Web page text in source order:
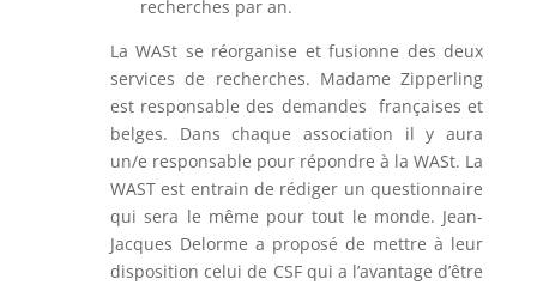
recherches par an.
La WASt se réorganise et fusionne des deux
services de recherches. Madame Zipperling
est responsable des demandes françaises et
belges. Dans chaque association il y aura
un/e responsable pour répondre à la WASt. La
WAST est entrain de rédiger un questionnaire
qui sera le même pour tout le monde. Jean-
Jacques Delorme a proposé de mettre à leur
disposition celui de CSF qui a l’avantage d’être